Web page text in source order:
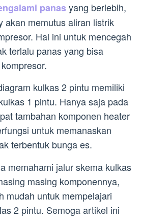
panasyang berlebih,
akan memutus aliran listrik
Hal ini untuk mencegah
terlalu panas yang bisa
kulkas 2 pintu memiliki
1 pintu. Hanya saja pada
tambahan komponen heater
untuk memanaskan
terbentuk bunga es.
memahami jalur skema kulkas
masing komponennya,
mudah untuk mempelajari
2 pintu. Semoga artikel ini